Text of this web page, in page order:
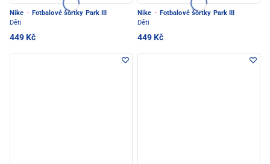
Nike · Fotbalové šortky Park III
Děti
449 Kč
Nike · Fotbalové šortky Park III
Děti
449 Kč